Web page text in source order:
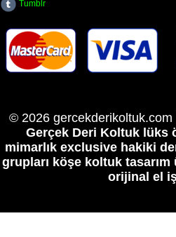
Tumblr
© 2026
Gerçek Deri Koltuk lüks
mimarlık exclusive hakiki
grupları köşe koltuk tasarım
orijinal el